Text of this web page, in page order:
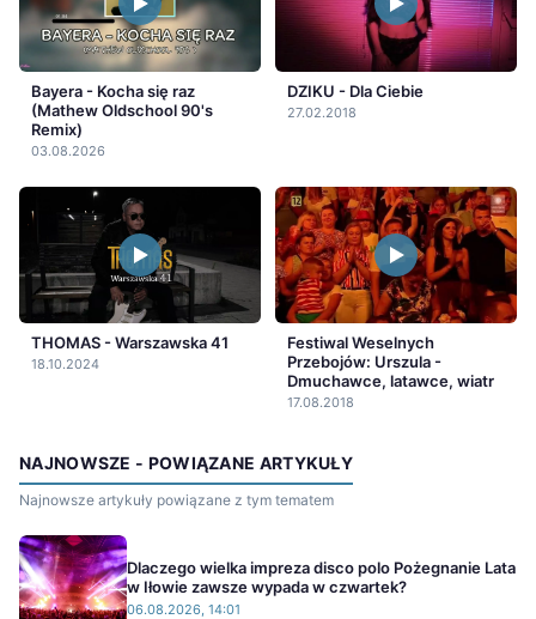
Bayera - Kocha się raz
(Mathew Oldschool 90's
Remix)
03.08.2026
DZIKU - Dla Ciebie
27.02.2018
THOMAS - Warszawska 41
18.10.2024
Festiwal Weselnych
Przebojów: Urszula -
Dmuchawce, latawce, wiatr
17.08.2018
NAJNOWSZE - POWIĄZANE ARTYKUŁY
Najnowsze artykuły powiązane z tym tematem
Dlaczego wielka impreza disco polo Pożegnanie Lata
w Iłowie zawsze wypada w czwartek?
06.08.2026, 14:01